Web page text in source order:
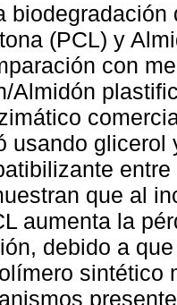
biodegradación
(PCL) y
con
Almidón
usando
que al
aumenta la
debido a
sintético